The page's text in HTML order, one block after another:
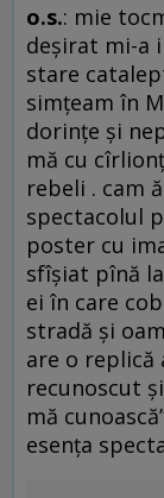
o.s.: mie
deşirat mi-a
stare
simţeam în
dorinţe şi
mă cu
rebeli . cam
spectacolul
poster cu
sfîşiat pînă
ei în care
stradă şi
are o replică
recunoscut
mă
esenţa